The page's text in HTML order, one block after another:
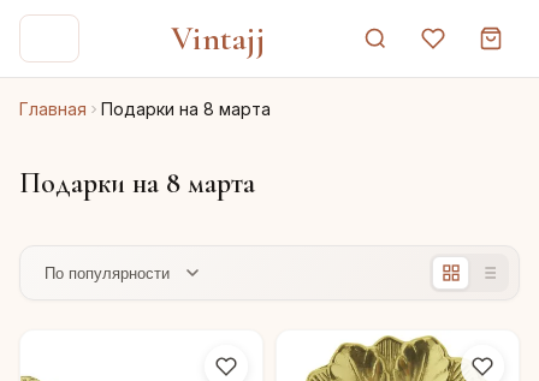
Vintajj
Главная Подарки на 8 марта
Подарки на 8 марта